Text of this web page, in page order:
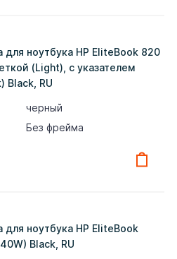
для ноутбука HP EliteBook 820
(Light), с указателем
Black, RU
черный
Без фрейма
для ноутбука HP EliteBook
Black, RU